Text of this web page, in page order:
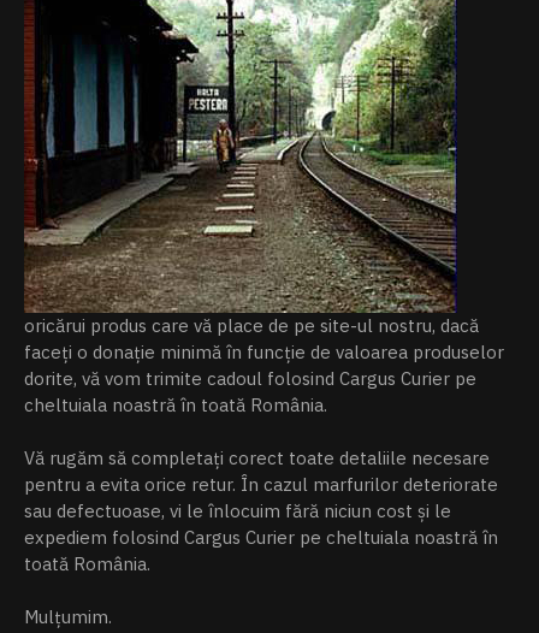
oricărui produs care vă place de pe site-ul nostru, dacă
faceți o donație minimă în funcție de valoarea produselor
dorite, vă vom trimite cadoul folosind Cargus Curier pe
cheltuiala noastră în toată România.
Vă rugăm să completați corect toate detaliile necesare
pentru a evita orice retur. În cazul marfurilor deteriorate
sau defectuoase, vi le înlocuim fără niciun cost și le
expediem folosind Cargus Curier pe cheltuiala noastră în
toată România.
Mulțumim.